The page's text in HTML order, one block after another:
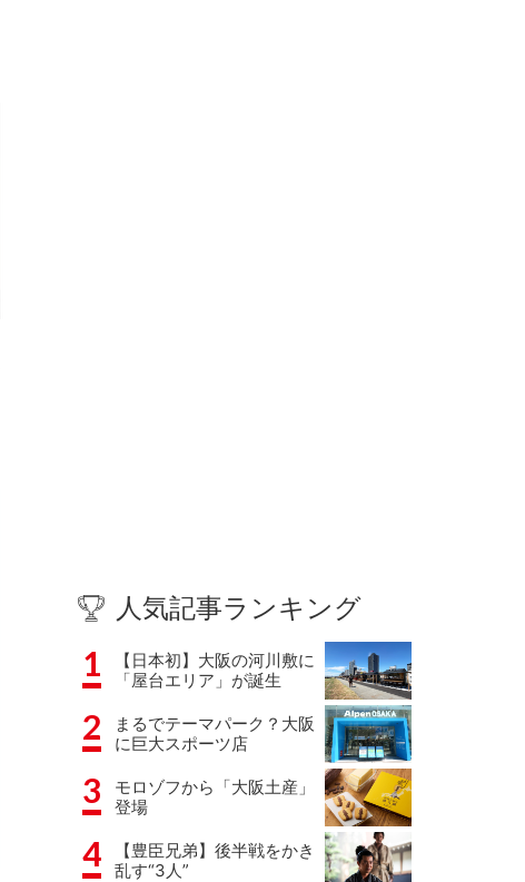
人気記事ランキング
1
【日本初】大阪の河川敷に
「屋台エリア」が誕生
2
まるでテーマパーク？大阪
に巨大スポーツ店
3
モロゾフから「大阪土産」
登場
4
【豊臣兄弟】後半戦をかき
乱す“3人”